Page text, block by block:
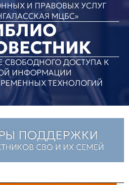
И ПРАВОВЫХ УСЛУГ
МЦБС»
СВОБОДНОГО ДОСТУПА К
ИНФОРМАЦИИ
ТЕХНОЛОГИЙ